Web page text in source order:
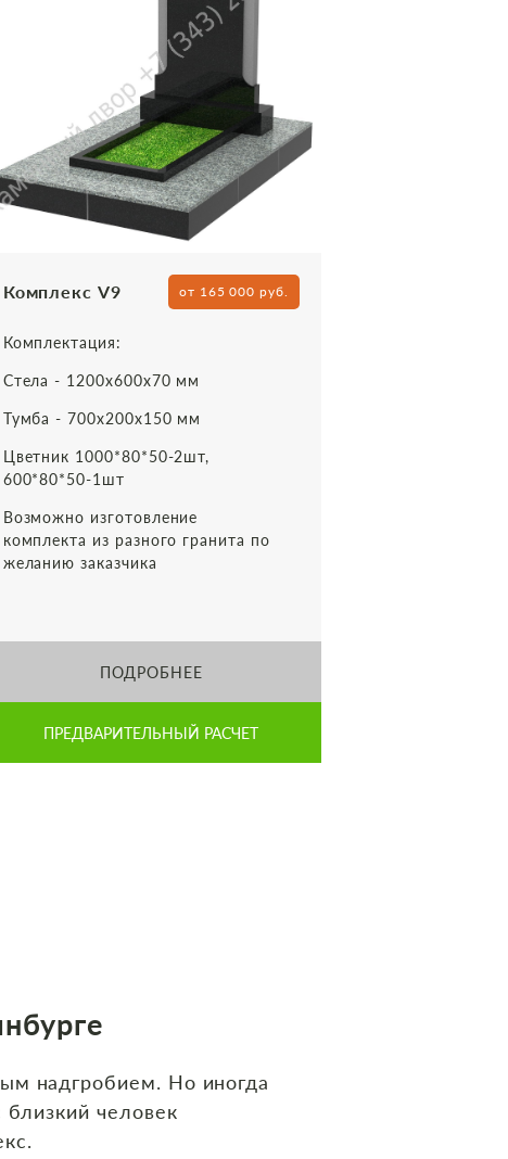
Комплекс V9 от 165 000 руб.
Комплектация:
Стела - 1200х600х70 мм
Тумба - 700х200х150 мм
Цветник 1000*80*50-2шт,
600*80*50-1шт
Возможно изготовление
комплекта из разного гранита по
желанию заказчика
ПОДРОБНЕЕ
ПРЕДВАРИТЕЛЬНЫЙ РАСЧЕТ
надгробием. Но иногда
близкий человек